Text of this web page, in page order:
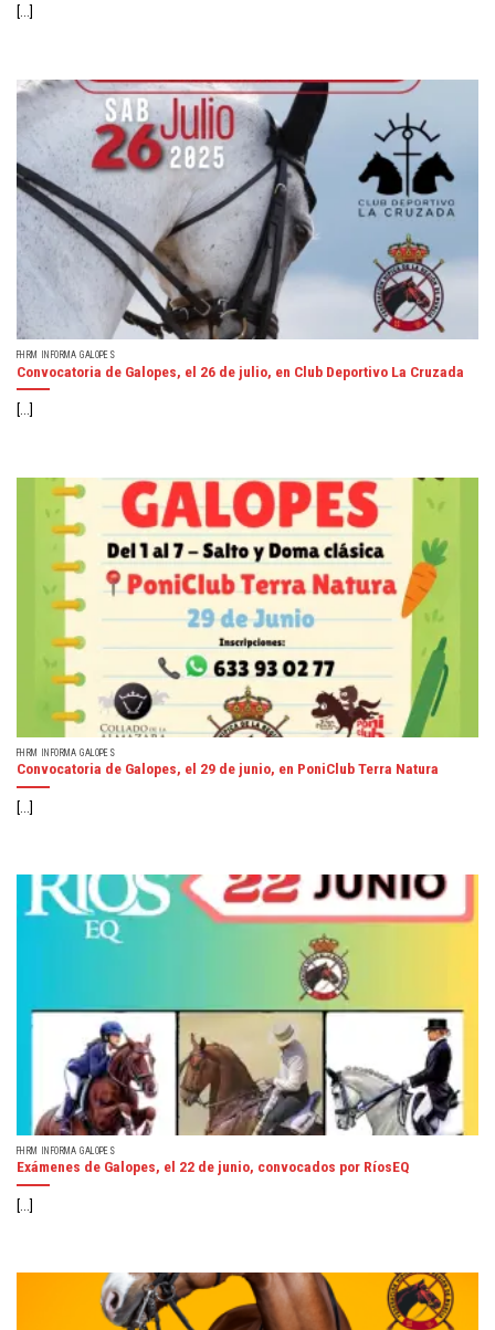
[...]
FHRM INFORMA GALOPES
Convocatoria de Galopes, el 26 de julio, en Club Deportivo La Cruzada
[...]
FHRM INFORMA GALOPES
Convocatoria de Galopes, el 29 de junio, en PoniClub Terra Natura
[...]
FHRM INFORMA GALOPES
Exámenes de Galopes, el 22 de junio, convocados por RíosEQ
[...]